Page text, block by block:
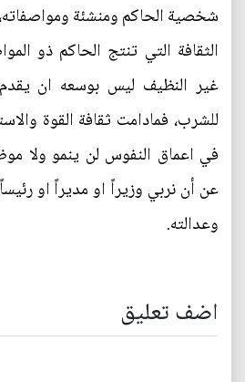
شخصية الحاكم ومنشئة
الثقافة التي تنتج الحاكم ذو
غير النظيف ليس بوسعه ان
للشرب، فمادامت ثقافة القوة
في اعماق النفوس لن ينمو ولا
عن أن نربي وزيراً او مديراً او
وعدالته.
اضف تعليق